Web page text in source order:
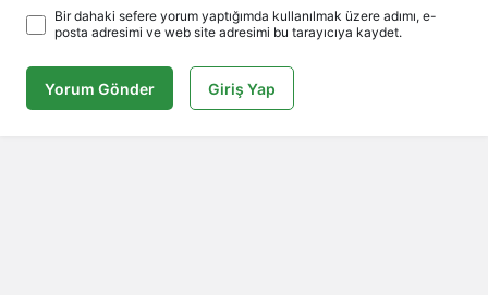
Bir dahaki sefere yorum yaptığımda kullanılmak üzere adımı, e-
posta adresimi ve web site adresimi bu tarayıcıya kaydet.
Yorum Gönder Giriş Yap